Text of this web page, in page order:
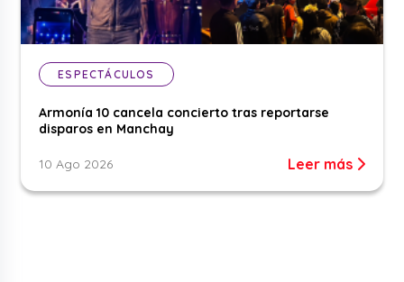
ESPECTÁCULOS
Armonía 10 cancela concierto tras reportarse
disparos en Manchay
10 Ago 2026 Leer más